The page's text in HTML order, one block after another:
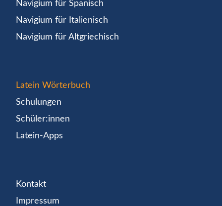
Navigium für Spanisch
Navigium für Italienisch
Navigium für Altgriechisch
Latein Wörterbuch
Schulungen
Schüler:innen
Latein-Apps
Kontakt
Impressum